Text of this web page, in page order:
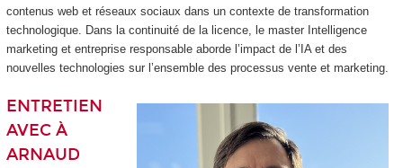
contenus web et réseaux sociaux dans un contexte de transformation
technologique. Dans la continuité de la licence, le master Intelligence
marketing et entreprise responsable aborde l’impact de l’IA et des
nouvelles technologies sur l’ensemble des processus vente et marketing.
ENTRETIEN
AVEC À
ARNAUD